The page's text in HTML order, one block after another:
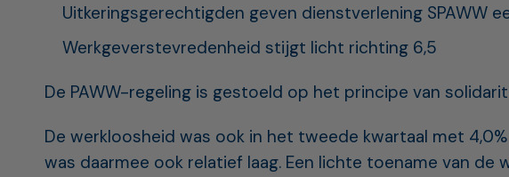
Uitkeringsgerechtigden geven dienstverlening SPAWW
Werkgeverstevredenheid stijgt licht richting 6,5
De PAWW-regeling is gestoeld op het principe van
De werkloosheid was ook in het tweede kwartaal met
was daarmee ook relatief laag. Een lichte toename van